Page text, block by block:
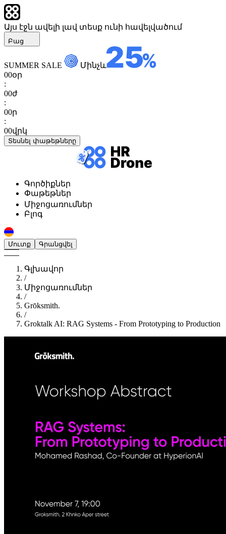
Այս էջն ավելի լավ տեսք ունի հավելվածում
Բաց
SUMMER SALE
Մինչև
00օր
:
00ժ
:
00ր
:
00վրկ
Տեսնել փաթեթները
Գործիքներ
Փաթեթներ
Միջոցառումներ
Բլոգ
Մուտք Գրանցվել
Գլխավոր
/
Միջոցառումներ
/
Grōksmith.
/
Groktalk AI: RAG Systems - From Prototyping to Production